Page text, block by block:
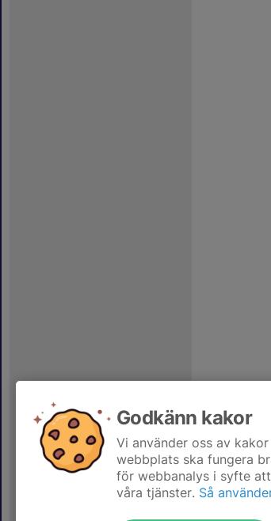
Godkänn kakor
Vi använder oss av
webbplats ska fungera
för webbanalys i syfte
våra tjänster. Så